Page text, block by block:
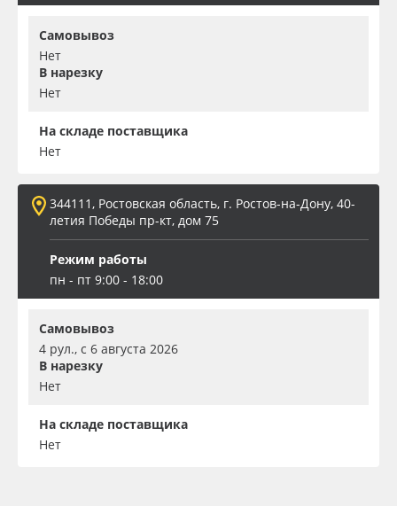
Самовывоз
Нет
В нарезку
Нет
На складе поставщика
Нет
344111, Ростовская область, г. Ростов-на-Дону, 40-
летия Победы пр-кт, дом 75
Режим работы
пн - пт 9:00 - 18:00
Самовывоз
4 рул., с 6 августа 2026
В нарезку
Нет
На складе поставщика
Нет